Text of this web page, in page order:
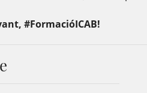
#FormacióICAB!